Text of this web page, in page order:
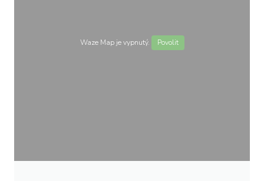
Waze Map je vypnutý. Povolit